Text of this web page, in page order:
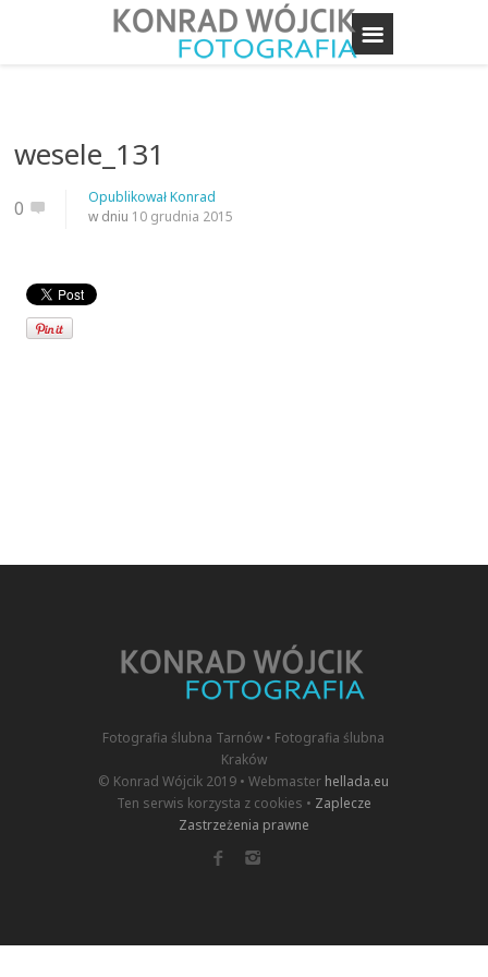
wesele_131
0 OpublikowałKonrad
w dniu 10 grudnia 2015
Fotografia ślubna Tarnów • Fotografia ślubna
Kraków
© Konrad Wójcik 2019 • Webmaster hellada.eu
Ten serwis korzysta z cookies • Zaplecze
Zastrzeżenia prawne